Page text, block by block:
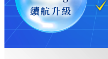
續航升級